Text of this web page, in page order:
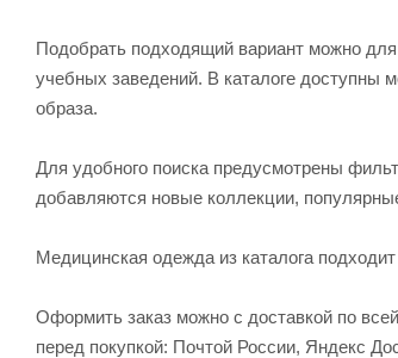
Подобрать подходящий вариант можно для
учебных заведений. В каталоге доступны
образа.
Для удобного поиска предусмотрены
добавляются новые коллекции,
Медицинская одежда из каталога
Оформить заказ можно с доставкой по
перед покупкой: Почтой России, Яндекс